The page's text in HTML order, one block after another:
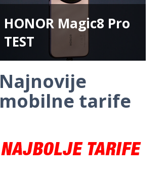
HONOR Magic8 Pro
TEST
Najnovije
mobilne tarife